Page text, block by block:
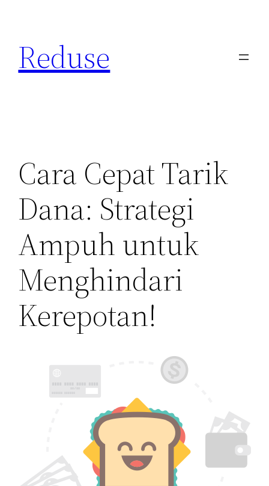
content
Reduse
Cara Cepat Tarik
Dana: Strategi
Ampuh untuk
Menghindari
Kerepotan!